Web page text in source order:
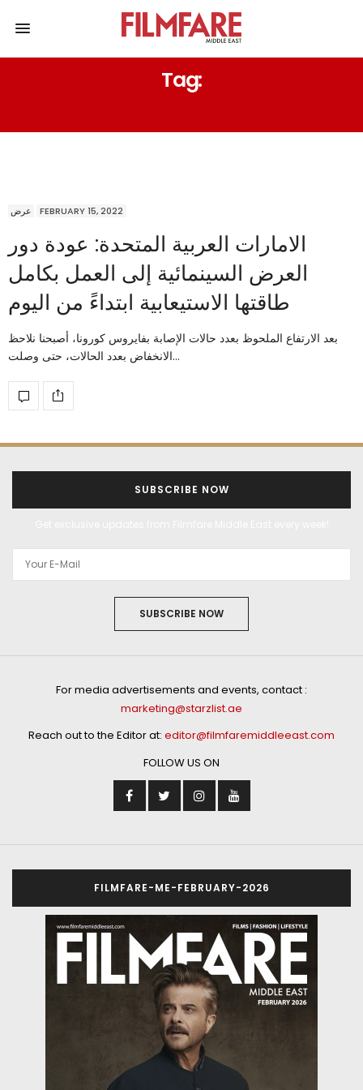
Tag:
عرض FEBRUARY 15, 2022
الامارات العربية المتحدة: عودة دور
العرض السينمائية إلى العمل بكامل
طاقتها الاستيعابية ابتداءً من اليوم
بعد الارتفاع الملحوظ بعدد حالات الإصابة بفايروس كورونا، أصبحنا نلاحظ
الانخفاض بعدد الحالات، حتى وصلت…
SUBSCRIBE NOW
SUBSCRIBE NOW
For media advertisements and events, contact :
marketing@starzlist.ae
Reach out to the Editor at: editor@filmfaremiddleeast.com
FOLLOW US ON
FILMFARE-ME-FEBRUARY-2026